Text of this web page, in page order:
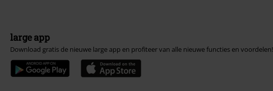
large app
Download gratis de nieuwe large app en profiteer van alle nieuwe functies en voordelen!